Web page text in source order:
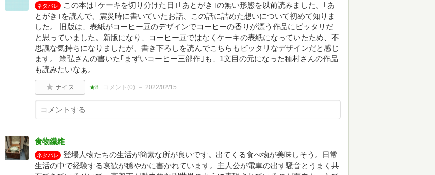
ネタバレ
この本は｢ケーキを切り分けた日｣｢あとがき｣の無い形態を以前読みました。｢あ
とがき｣を読んで、震災時に書いていたお話、この話に詰めた想いについて初めて知りま
した。 旧版は、表紙がコーヒー豆のデザインでコーヒーの香りが漂う作品にピッタリだ
と思っていました。新版になり、コーヒー豆ではなくケーキの表紙になっていたため、不
思議な気持ちになりましたが、書き下ろしを読んでこちらもピッタリなデザインだと感じ
ます。 篤弘さんの書いた｢まずいコーヒー三部作｣も、1文目の元になった種村さんの作品
も読みたいなぁ。
ナイス ★8 コメント(0) 2022/02/15
食物繊維
ネタバレ
登場人物たちの生活が簡素な所が良いです。出てくる食べ物が美味しそう。日常
生活の中で経験する哀歓が穏やかに書かれています。主人公が電車の出す騒音とうまく共